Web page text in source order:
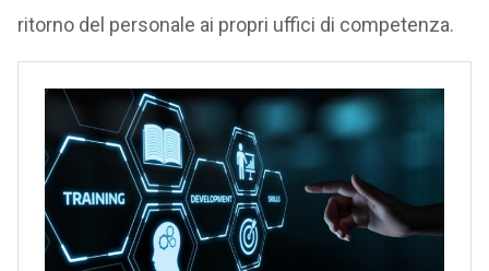
ritorno del personale ai propri uffici di competenza.